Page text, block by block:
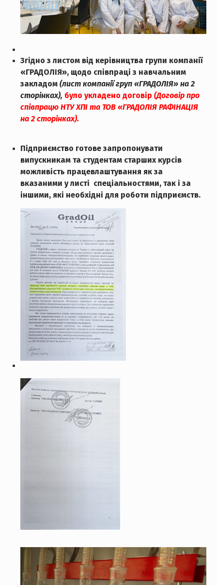
Згідно з листом від керівництва групи компанії
«ГРАДОЛІЯ», щодо співпраці з навчальним
закладом (лист компанії груп «ГРАДОЛІЯ» на 2
сторінках), було укладено договір (Договір про
співпрацю НТУ ХПІ та ТОВ «ГРАДОЛІЯ РАФІНАЦІЯ
на 2 сторінках).
Підприємство готове запропонувати
випускникам та студентам старших курсів
можливість працевлаштування як за
вказаними у листі спеціальностями, так і за
іншими, які необхідні для роботи підприємств.